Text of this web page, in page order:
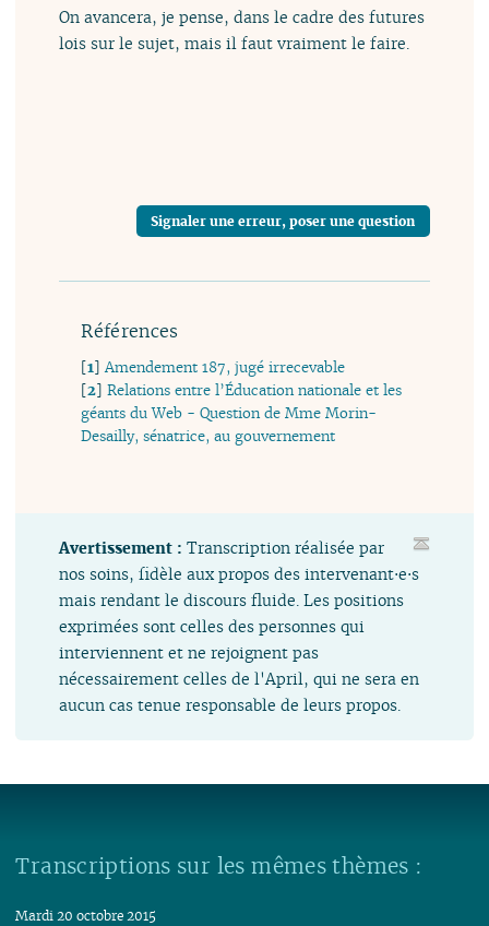
On avancera, je pense, dans le cadre des futures
lois sur le sujet, mais il faut vraiment le faire.
Signaler une erreur, poser une question
Références
[1]Amendement 187, jugé irrecevable
[2]Relations entre l’Éducation nationale et les
géants du Web - Question de Mme Morin-
Desailly, sénatrice, au gouvernement
Avertissement :Transcription réalisée par
nos soins, fidèle aux propos des intervenant⋅e⋅s
mais rendant le discours fluide. Les positions
exprimées sont celles des personnes qui
interviennent et ne rejoignent pas
nécessairement celles de l'April, qui ne sera en
aucun cas tenue responsable de leurs propos.
Transcriptions sur les mêmes thèmes :
Mardi 20 octobre 2015